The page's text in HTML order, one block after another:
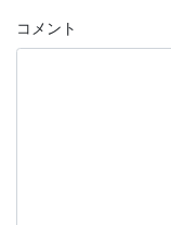
コメント